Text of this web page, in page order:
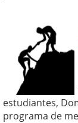
estudiantes,
programa de